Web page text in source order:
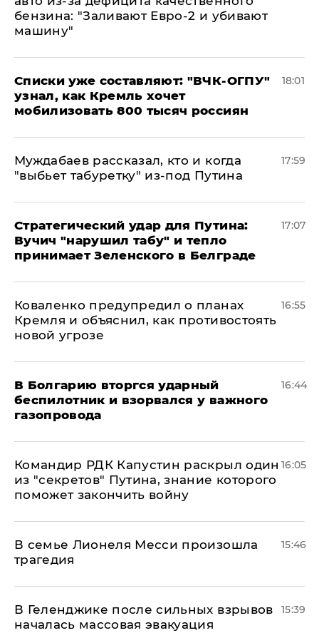
бензина: "Заливают Евро-2 и убивают
машину"
Списки уже составляют: "ВЧК-ОГПУ"
узнал, как Кремль хочет
мобилизовать 800 тысяч россиян
18:01
Муждабаев рассказал, кто и когда
"выбьет табуретку" из-под Путина
17:59
Стратегический удар для Путина:
Вучич "нарушил табу" и тепло
принимает Зеленского в Белграде
17:07
Коваленко предупредил о планах
Кремля и объяснил, как противостоять
новой угрозе
16:55
В Болгарию вторгся ударный
беспилотник и взорвался у важного
газопровода
16:44
Командир РДК Капустин раскрыл один
из "секретов" Путина, знание которого
поможет закончить войну
16:05
В семье Лионеля Месси произошла
трагедия
15:46
В Геленджике после сильных взрывов
началась массовая эвакуация
15:39